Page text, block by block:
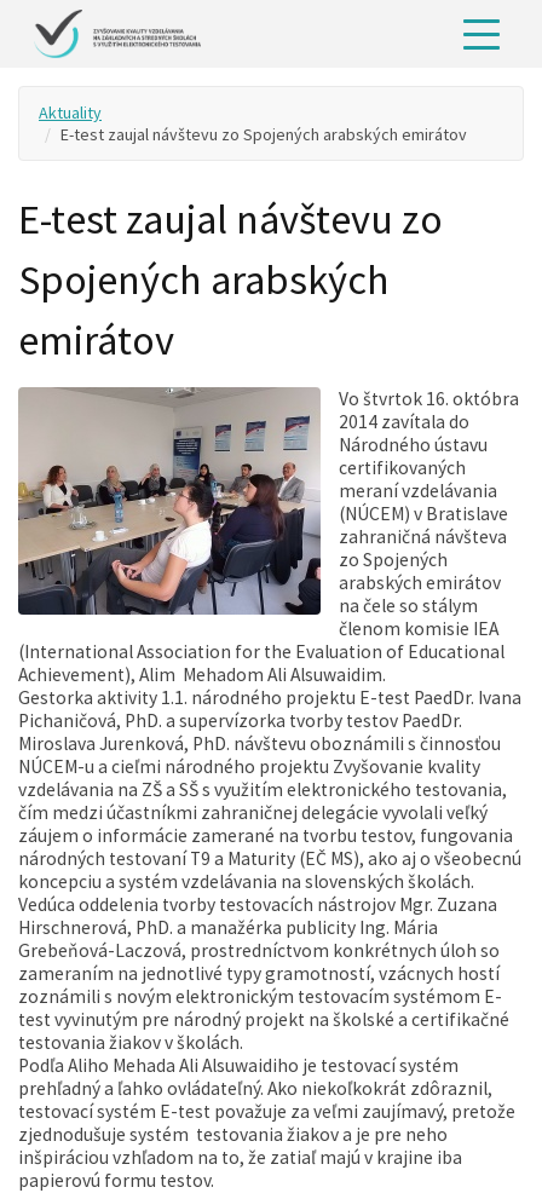
Aktuality
E-test zaujal návštevu zo Spojených arabských emirátov
E-test zaujal návštevu zo
Spojených arabských
emirátov
Vo štvrtok 16. októbra
2014 zavítala do
Národného ústavu
certifikovaných
meraní vzdelávania
(NÚCEM) v Bratislave
zahraničná návšteva
zo Spojených
arabských emirátov
na čele so stálym
členom komisie IEA
(International Association for the Evaluation of Educational
Achievement), Alim Mehadom Ali Alsuwaidim.
Gestorka aktivity 1.1. národného projektu E-test PaedDr. Ivana
Pichaničová, PhD. a supervízorka tvorby testov PaedDr.
Miroslava Jurenková, PhD. návštevu oboznámili s činnosťou
NÚCEM-u a cieľmi národného projektu Zvyšovanie kvality
vzdelávania na ZŠ a SŠ s využitím elektronického testovania,
čím medzi účastníkmi zahraničnej delegácie vyvolali veľký
záujem o informácie zamerané na tvorbu testov, fungovania
národných testovaní T9 a Maturity (EČ MS), ako aj o všeobecnú
koncepciu a systém vzdelávania na slovenských školách.
Vedúca oddelenia tvorby testovacích nástrojov Mgr. Zuzana
Hirschnerová, PhD. a manažérka publicity Ing. Mária
Grebeňová-Laczová, prostredníctvom konkrétnych úloh so
zameraním na jednotlivé typy gramotností, vzácnych hostí
zoznámili s novým elektronickým testovacím systémom E-
test vyvinutým pre národný projekt na školské a certifikačné
testovania žiakov v školách.
Podľa Aliho Mehada Ali Alsuwaidiho je testovací systém
prehľadný a ľahko ovládateľný. Ako niekoľkokrát zdôraznil,
testovací systém E-test považuje za veľmi zaujímavý, pretože
zjednodušuje systém testovania žiakov a je pre neho
inšpiráciou vzhľadom na to, že zatiaľ majú v krajine iba
papierovú formu testov.